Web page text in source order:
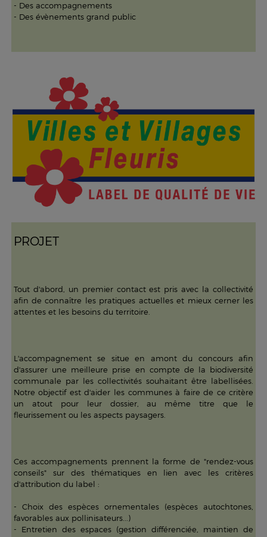
- Des accompagnements
- Des évènements grand public
PROJET
Tout d'abord, un premier contact est pris avec la collectivité
afin de connaître les pratiques actuelles et mieux cerner les
attentes et les besoins du territoire.
L'accompagnement se situe en amont du concours afin
d'assurer une meilleure prise en compte de la biodiversité
communale par les collectivités souhaitant être labellisées.
Notre objectif est d'aider les communes à faire de ce critère
un atout pour leur dossier, au même titre que le
fleurissement ou les aspects paysagers.
Ces accompagnements prennent la forme de "rendez-vous
conseils" sur des thématiques en lien avec les critères
d'attribution du label :
- Choix des espèces ornementales (espèces autochtones,
favorables aux pollinisateurs...)
- Entretien des espaces (gestion différenciée, maintien de